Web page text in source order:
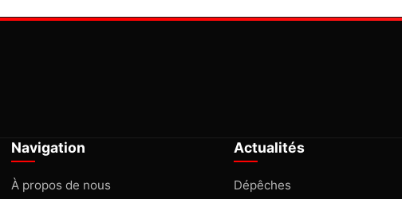
Navigation
À propos de nous
Actualités
Dépêches